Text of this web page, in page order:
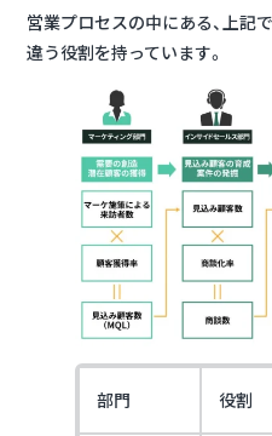
営業プロセスの中にある、上記
違う役割を持っています。
部門 役割